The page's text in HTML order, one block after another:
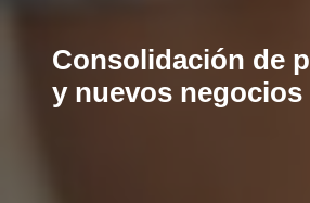
Consolidación de
y nuevos negocios